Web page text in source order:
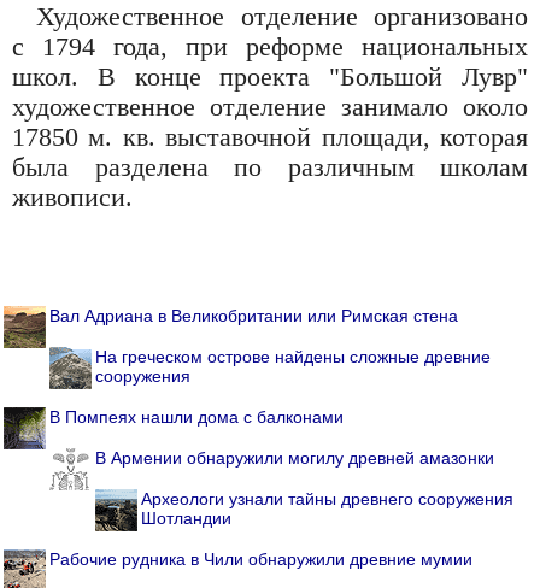
Художественное отделение организовано
с 1794 года, при реформе национальных
школ. В конце проекта "Большой Лувр"
художественное отделение занимало около
17850 м. кв. выставочной площади, которая
была разделена по различным школам
живописи.
Вал Адриана в Великобритании или Римская стена
На греческом острове найдены сложные древние
сооружения
В Помпеях нашли дома с балконами
В Армении обнаружили могилу древней амазонки
Археологи узнали тайны древнего сооружения
Шотландии
Рабочие рудника в Чили обнаружили древние мумии